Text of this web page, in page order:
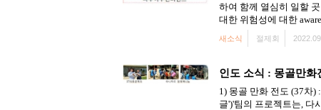
하여 함께 열심히 일할
대한 위험성에 대한
새소식 절제회
인도 소식 : 몽골만화
1) 몽골 만화 전도 (37차)
글')'팀의 프로젝트는, 다